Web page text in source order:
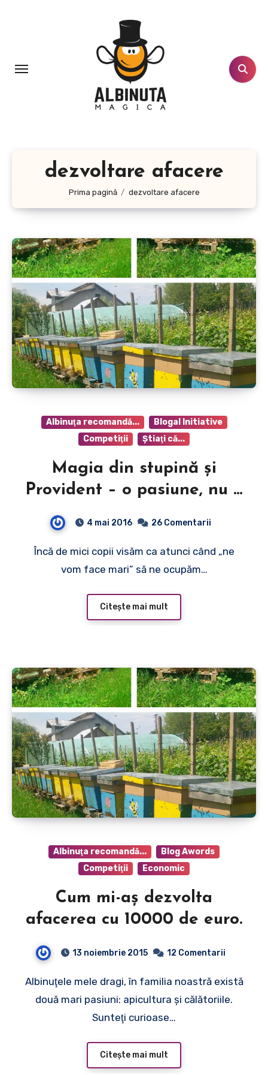
dezvoltare afacere
Prima pagină dezvoltare afacere
Albinuţa recomandă...
Blogal Initiative
Competiţii
Ştiaţi că...
Magia din stupină şi
Provident – o pasiune, nu o
4 mai 2016 26 Comentarii
Încă de mici copii visăm ca atunci când „ne
vom face mari” să ne ocupăm…
Citește mai mult
Albinuţa recomandă...
Blog Awords
Competiţii
Economic
Cum mi-aş dezvolta
afacerea cu 10000 de euro.
13 noiembrie 2015 12 Comentarii
Albinuţele mele dragi, în familia noastră există
două mari pasiuni: apicultura şi călătoriile.
Sunteţi curioase…
Citește mai mult